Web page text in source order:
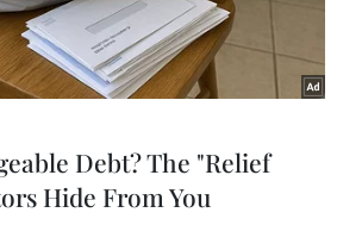
Debt? The "Relief
Hide From You